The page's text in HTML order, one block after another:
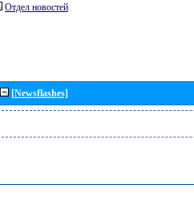
Отдел новостей
[Newsflashes]